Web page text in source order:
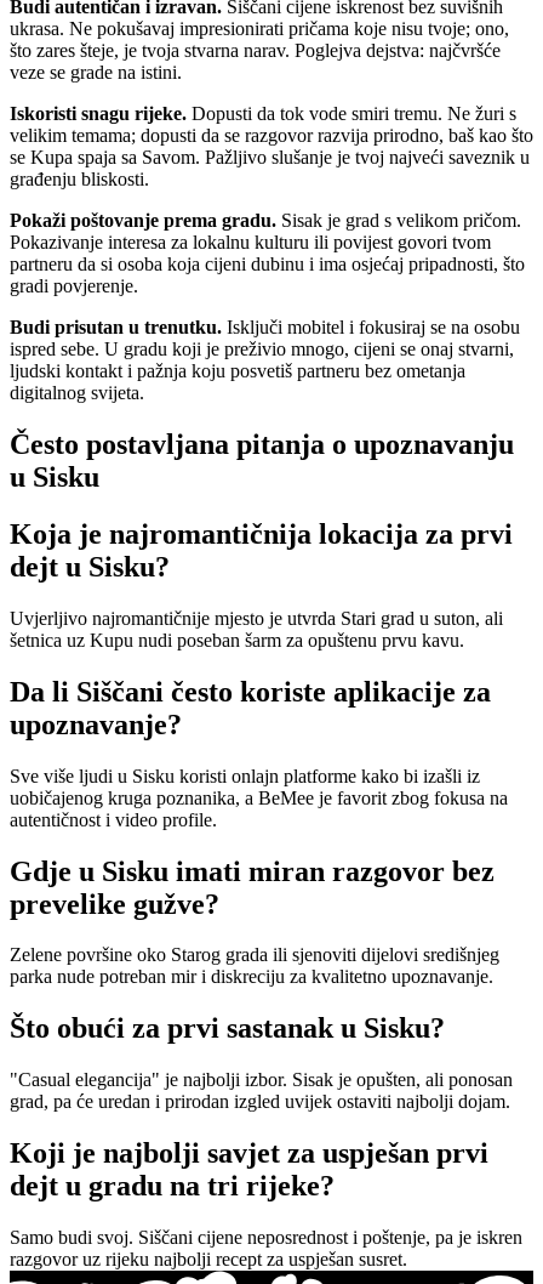
Budi autentičan i izravan. Siščani cijene iskrenost bez suvišnih
ukrasa. Ne pokušavaj impresionirati pričama koje nisu tvoje; ono,
što zares šteje, je tvoja stvarna narav. Poglejva dejstva: najčvršće
veze se grade na istini.
Iskoristi snagu rijeke. Dopusti da tok vode smiri tremu. Ne žuri s
velikim temama; dopusti da se razgovor razvija prirodno, baš kao što
se Kupa spaja sa Savom. Pažljivo slušanje je tvoj najveći saveznik u
građenju bliskosti.
Pokaži poštovanje prema gradu. Sisak je grad s velikom pričom.
Pokazivanje interesa za lokalnu kulturu ili povijest govori tvom
partneru da si osoba koja cijeni dubinu i ima osjećaj pripadnosti, što
gradi povjerenje.
Budi prisutan u trenutku. Isključi mobitel i fokusiraj se na osobu
ispred sebe. U gradu koji je preživio mnogo, cijeni se onaj stvarni,
ljudski kontakt i pažnja koju posvetiš partneru bez ometanja
digitalnog svijeta.
Često postavljana pitanja o upoznavanju
u Sisku
Koja je najromantičnija lokacija za prvi
dejt u Sisku?
Uvjerljivo najromantičnije mjesto je utvrda Stari grad u suton, ali
šetnica uz Kupu nudi poseban šarm za opuštenu prvu kavu.
Da li Siščani često koriste aplikacije za
upoznavanje?
Sve više ljudi u Sisku koristi onlajn platforme kako bi izašli iz
uobičajenog kruga poznanika, a BeMee je favorit zbog fokusa na
autentičnost i video profile.
Gdje u Sisku imati miran razgovor bez
prevelike gužve?
Zelene površine oko Starog grada ili sjenoviti dijelovi središnjeg
parka nude potreban mir i diskreciju za kvalitetno upoznavanje.
Što obući za prvi sastanak u Sisku?
"Casual elegancija" je najbolji izbor. Sisak je opušten, ali ponosan
grad, pa će uredan i prirodan izgled uvijek ostaviti najbolji dojam.
Koji je najbolji savjet za uspješan prvi
dejt u gradu na tri rijeke?
Samo budi svoj. Siščani cijene neposrednost i poštenje, pa je iskren
razgovor uz rijeku najbolji recept za uspješan susret.